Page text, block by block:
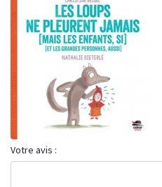
Votre avis :